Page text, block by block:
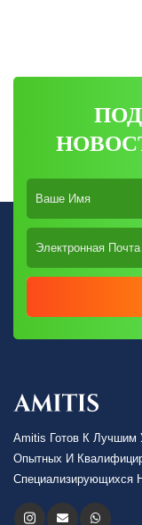
Amitis Готов К Лучшим
Опытных И
Специализирующихся